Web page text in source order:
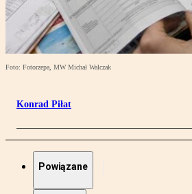
Foto: Fotorzepa, MW Michał Walczak
Konrad Piłat
Powiązane